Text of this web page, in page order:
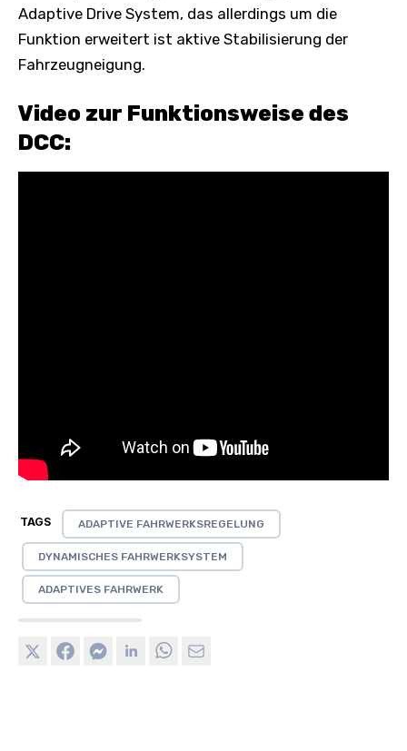
Adaptive Drive System, das allerdings um die
Funktion erweitert ist aktive Stabilisierung der
Fahrzeugneigung.
Video zur Funktionsweise des
DCC:
TAGS ADAPTIVE FAHRWERKSREGELUNG
DYNAMISCHES FAHRWERKSYSTEM
ADAPTIVES FAHRWERK